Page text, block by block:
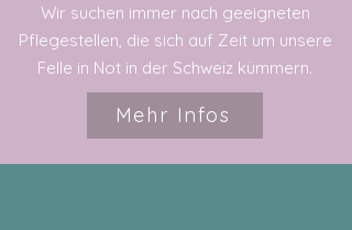
Wir suchen immer nach geeigneten
Pflegestellen, die sich auf Zeit um unsere
Felle in Not in der Schweiz kümmern.
Mehr Infos